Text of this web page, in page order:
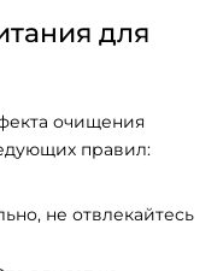
для
очищения
правил:
не отвлекайтесь